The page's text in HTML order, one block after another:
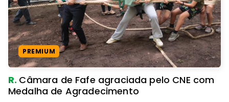
PREMIUM
R. Câmara de Fafe agraciada pelo CNE com
Medalha de Agradecimento